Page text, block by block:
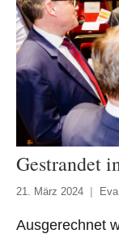
Gestrandet
21. März 2024
Ausgerechnet